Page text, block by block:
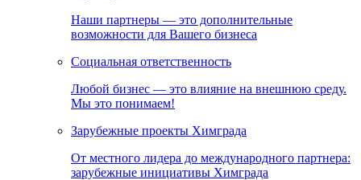
Наши партнеры — это дополнительные
возможности для Вашего бизнеса
Социальная ответственность
Любой бизнес — это влияние на внешнюю среду.
Мы это понимаем!
Зарубежные проекты Химграда
От местного лидера до международного партнера:
зарубежные инициативы Химграда